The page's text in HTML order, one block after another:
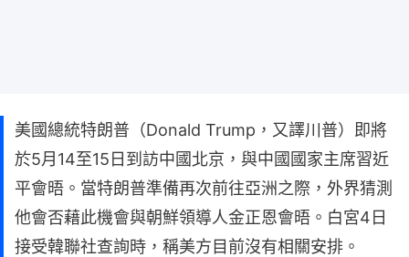
美國總統特朗普（Donald Trump，又譯川普）即將
於5月14至15日到訪中國北京，與中國國家主席習近
平會晤。當特朗普準備再次前往亞洲之際，外界猜測
他會否藉此機會與朝鮮領導人金正恩會晤。白宮4日
接受韓聯社查詢時，稱美方目前沒有相關安排。